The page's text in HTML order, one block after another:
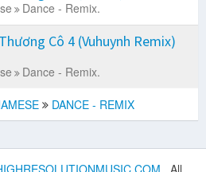
Dance - Remix.
Cô 4 (Vuhuynh Remix)
Dance - Remix.
DANCE - REMIX